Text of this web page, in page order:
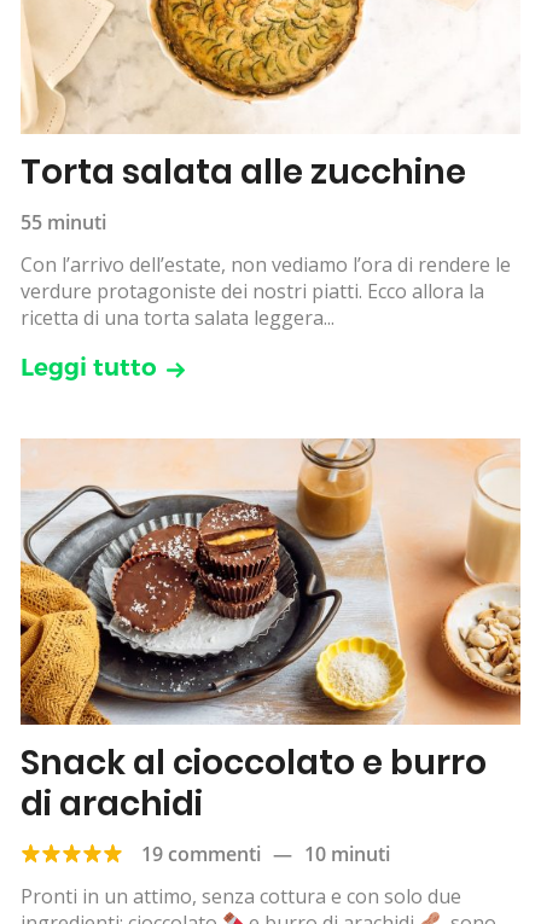
Torta salata alle zucchine
55 minuti
Con l’arrivo dell’estate, non vediamo l’ora di rendere le
verdure protagoniste dei nostri piatti. Ecco allora la
ricetta di una torta salata leggera...
Leggi tutto
Snack al cioccolato e burro
di arachidi
19 commenti — 10 minuti
Pronti in un attimo, senza cottura e con solo due